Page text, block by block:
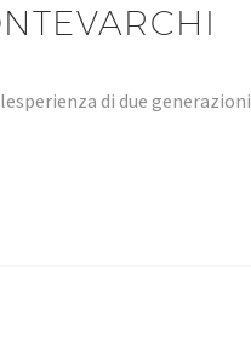
lesperienza di due